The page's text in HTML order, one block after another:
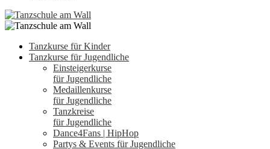
Tanzkurse für Kinder
Tanzkurse für Jugendliche
Einsteigerkurse
für Jugendliche
Medaillenkurse
für Jugendliche
Tanzkreise
für Jugendliche
Dance4Fans | HipHop
Partys & Events für Jugendliche